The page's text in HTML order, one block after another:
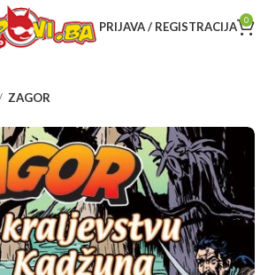
PRIJAVA / REGISTRACIJA 0
ZAGOR